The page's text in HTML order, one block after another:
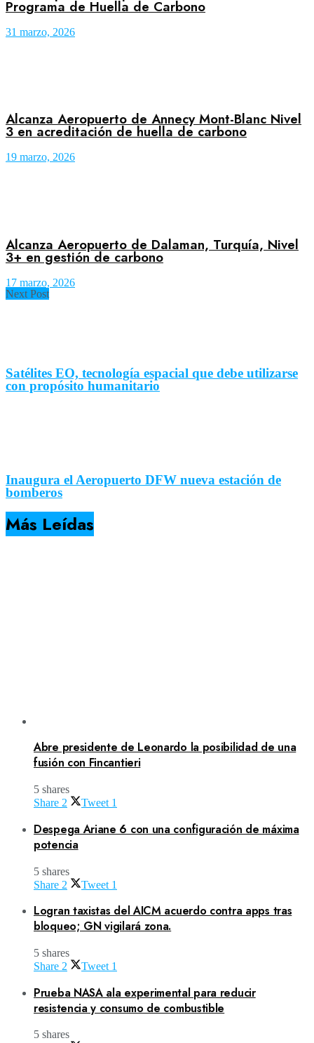
Programa de Huella de Carbono
31 marzo, 2026
Alcanza Aeropuerto de Annecy Mont-Blanc Nivel
3 en acreditación de huella de carbono
19 marzo, 2026
Alcanza Aeropuerto de Dalaman, Turquía, Nivel
3+ en gestión de carbono
17 marzo, 2026
Next Post
Satélites EO, tecnología espacial que debe utilizarse
con propósito humanitario
Inaugura el Aeropuerto DFW nueva estación de
bomberos
Más Leídas
Abre presidente de Leonardo la posibilidad de una
fusión con Fincantieri
5 shares
Share 2 Tweet 1
Despega Ariane 6 con una configuración de máxima
potencia
5 shares
Share 2 Tweet 1
Logran taxistas del AICM acuerdo contra apps tras
bloqueo; GN vigilará zona.
5 shares
Share 2 Tweet 1
Prueba NASA ala experimental para reducir
resistencia y consumo de combustible
5 shares